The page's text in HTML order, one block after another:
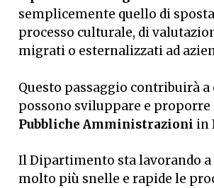
semplicemente quello di
processo culturale, di
migrati o esternalizzati ad
Questo passaggio contribuirà
possono sviluppare e
Pubbliche Amministrazioni in
Il Dipartimento sta lavorando a
molto più snelle e rapide le